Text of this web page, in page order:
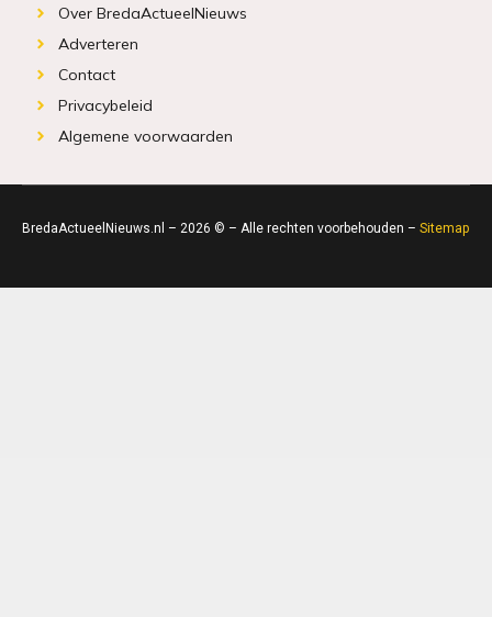
Over BredaActueelNieuws
Adverteren
Contact
Privacybeleid
Algemene voorwaarden
BredaActueelNieuws.nl – 2026 © – Alle rechten voorbehouden – Sitemap